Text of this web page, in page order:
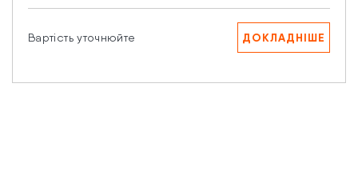
Вартість уточнюйте ДОКЛАДНІШЕ